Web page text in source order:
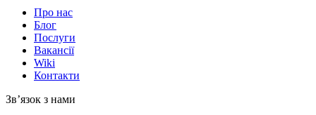
Про нас
Блог
Послуги
Вакансії
Wiki
Контакти
Зв’язок з нами